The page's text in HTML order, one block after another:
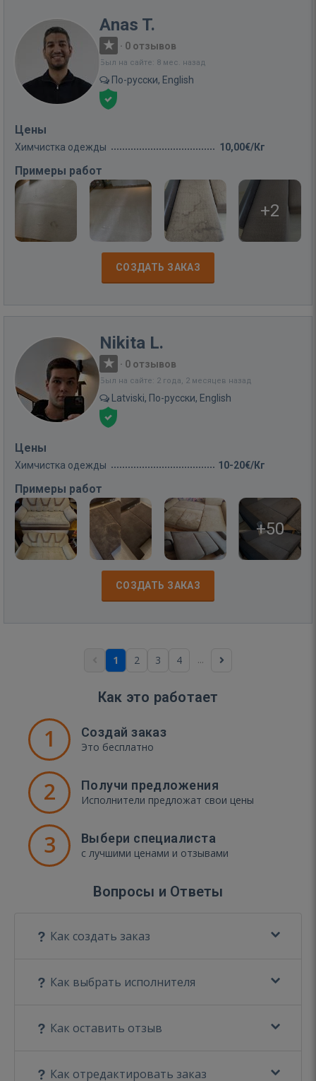
Anas T.
· 0 отзывов
Был на сайте: 8 мес. назад
По-русски, English
Цены
Химчистка одежды 10,00€/Кг
Примеры работ
+2
СОЗДАТЬ ЗАКАЗ
Nikita L.
· 0 отзывов
Был на сайте: 2 года, 2 месяцев назад
Latviski, По-русски, English
Цены
Химчистка одежды 10-20€/Кг
Примеры работ
+50
СОЗДАТЬ ЗАКАЗ
1 2 3 4 ...
Как это работает
1 Создай заказ
Это бесплатно
2 Получи предложения
Исполнители предложат свои цены
3 Выбери специалиста
с лучшими ценами и отзывами
Вопросы и Ответы
Как создать заказ
Как выбрать исполнителя
Как оставить отзыв
Как отредактировать заказ